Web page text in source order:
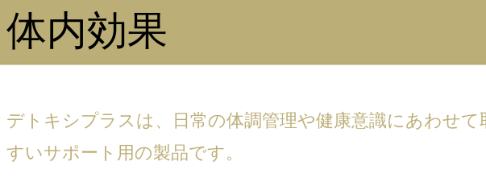
体内効果
デトキシプラスは、日常の体調管理や健康意識にあわせ
すいサポート用の製品です。